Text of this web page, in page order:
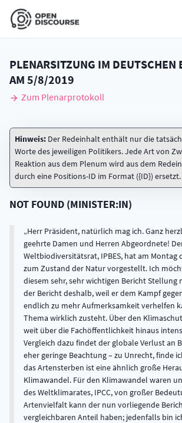
PLENARSITZUNG IM DEUTSCHEN
AM 5/8/2019
Zum Plenarprotokoll
Hinweis: Der Redeinhalt enthält nur die
Worte des jeweiligen Politikers. Jede Art von
Reaktion aus dem Plenum wird aus dem
durch eine Positions-ID im Format ({ID}) ersetzt.
NOT FOUND (MINISTER:IN)
Herr Präsident, natürlich mag ich. Ganz
geehrte Damen und Herren Abgeordnete!
Weltbiodiversitätsrat, IPBES, hat am Montag
zum Zustand der Natur vorgestellt. Ich
diesem sehr, sehr wichtigen Bericht Stellung
der Bericht deshalb, weil er dem Kampf
endlich zu mehr Aufmerksamkeit verhelfen
Thema wirklich zusteht. Über den
weit über die Fachöffentlichkeit hinaus
Vergleich dazu findet der globale Verlust an
eher geringe Beachtung – zu Unrecht, finde
das Artensterben ist eine ähnlich große
Klimawandel. Für den Klimawandel waren
des Weltklimarates, IPCC, von großer
Artenvielfalt kann der nun vorliegende
vergleichbaren Anteil haben; jedenfalls bin